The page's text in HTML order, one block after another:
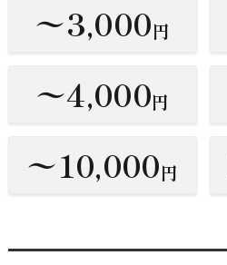
〜3,000円
〜4,000円
〜10,000円